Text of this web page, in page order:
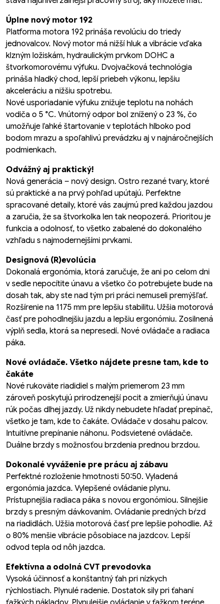
Úplne nový motor 192
Platforma motora 192 prináša revolúciu do triedy
jednovalcov. Nový motor má nižší hluk a vibrácie vďaka
klzným ložiskám, hydraulickým prvkom DOHC a
štvorkomorovému výfuku. Dvojvačková technológia
prináša hladký chod, lepší priebeh výkonu, lepšiu
akceleráciu a nižšiu spotrebu.
Nové usporiadanie výfuku znižuje teplotu na nohách
vodiča o 5 °C. Vnútorný odpor bol znížený o 23 %, čo
umožňuje ľahké štartovanie v teplotách hlboko pod
bodom mrazu a spoľahlivú prevádzku aj v najnáročnejších
podmienkach.
Odvážný aj praktický!
Nová generácia – nový design. Ostro rezané tvary, ktoré
sú praktické a na prvý pohľad upútajú. Perfektne
spracované detaily, ktoré vás zaujmú pred každou jazdou
a zaručia, že sa štvorkolka len tak neopozerá. Prioritou je
funkcia a odolnosť, to všetko zabalené do dokonalého
vzhľadu s najmodernejšími prvkami.
Designová (R)evolúcia
Dokonalá ergonómia, ktorá zaručuje, že ani po celom dni
v sedle nepocítite únavu a všetko čo potrebujete bude na
dosah tak, aby ste nad tým pri práci nemuseli premýšľať.
Rozšírenie na 1175 mm pre lepšiu stabilitu. Užšia motorová
časť pre pohodlnejšiu jazdu a lepšiu ergonómiu. Zosilnená
výplň sedla, ktorá sa nepresedí. Nové ovládače a radiaca
páka.
Nové ovládače. Všetko nájdete presne tam, kde to
čakáte
Nové rukoväte riadidiel s malým priemerom 23 mm
zároveň poskytujú prirodzenejší pocit a zmierňujú únavu
rúk počas dlhej jazdy. Už nikdy nebudete hľadať prepínač,
všetko je tam, kde to čakáte. Ovládače v dosahu palcov.
Intuitívne prepínanie náhonu. Podsvietené ovládače.
Duálne brzdy s možnosťou brzdenia prednou brzdou.
Dokonalé vyváženie pre prácu aj zábavu
Perfektné rozloženie hmotnosti 50:50. Vyladená
ergonómia jazdca. Vylepšené ovládanie plynu.
Prístupnejšia radiaca páka s novou ergonómiou. Silnejšie
brzdy s presným dávkovaním. Ovládanie predných bŕzd
na riadidlách. Užšia motorová časť pre lepšie pohodlie. Až
o 80% menšie vibrácie pôsobiace na jazdcov. Lepší
odvod tepla od nôh jazdca.
Efektívna a odolná CVT prevodovka
Vysoká účinnosť a konštantný ťah pri nízkych
rýchlostiach. Plynulé radenie. Dostatok sily pri ťahaní